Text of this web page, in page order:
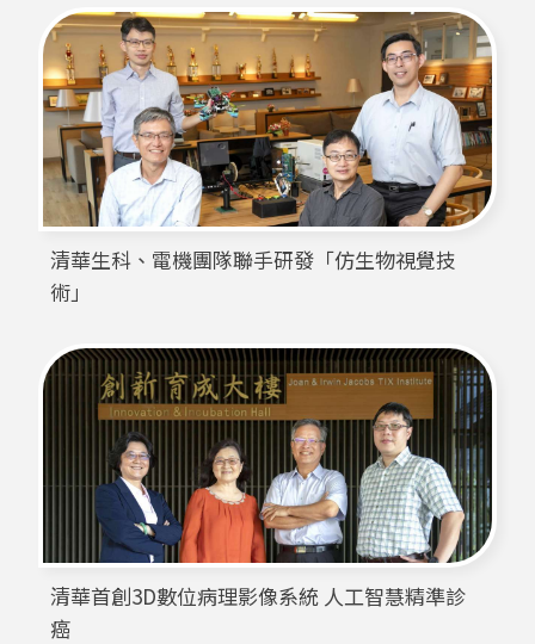
清華生科、電機團隊聯手研發「仿生物視覺技
術」
清華首創3D數位病理影像系統 人工智慧精準診
癌